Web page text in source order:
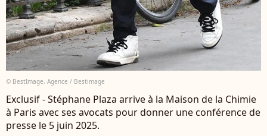
© BestImage, Agence / Bestimage
Exclusif - Stéphane Plaza arrive à la Maison de la Chimie
à Paris avec ses avocats pour donner une conférence de
presse le 5 juin 2025.